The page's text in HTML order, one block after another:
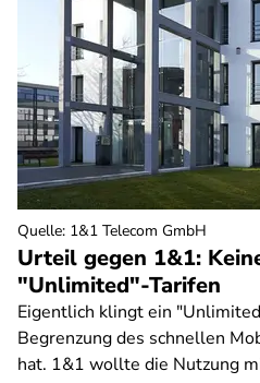
Urteil gegen 1&1:
"Unlimited"-Tarifen
Eigentlich klingt ein
Begrenzung des schnellen
hat. 1&1 wollte die Nutzung
Quelle: 1&1 Telecom GmbH